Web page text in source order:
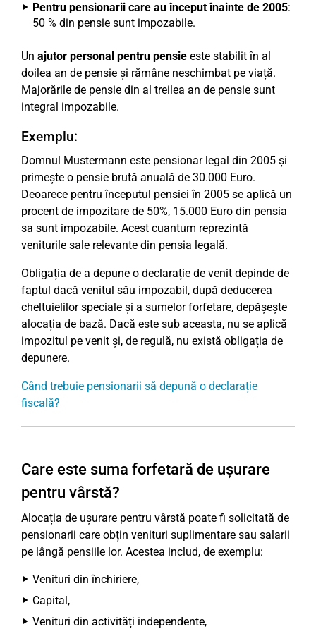
Pentru pensionarii care au început înainte de 2005:
50 % din pensie sunt impozabile.
Un ajutor personal pentru pensie este stabilit în al
doilea an de pensie și rămâne neschimbat pe viață.
Majorările de pensie din al treilea an de pensie sunt
integral impozabile.
Exemplu:
Domnul Mustermann este pensionar legal din 2005 și
primește o pensie brută anuală de 30.000 Euro.
Deoarece pentru începutul pensiei în 2005 se aplică un
procent de impozitare de 50%, 15.000 Euro din pensia
sa sunt impozabile. Acest cuantum reprezintă
veniturile sale relevante din pensia legală.
Obligația de a depune o declarație de venit depinde de
faptul dacă venitul său impozabil, după deducerea
cheltuielilor speciale și a sumelor forfetare, depășește
alocația de bază. Dacă este sub aceasta, nu se aplică
impozitul pe venit și, de regulă, nu există obligația de
depunere.
Când trebuie pensionarii să depună o declarație
fiscală?
Care este suma forfetară de ușurare
pentru vârstă?
Alocația de ușurare pentru vârstă poate fi solicitată de
pensionarii care obțin venituri suplimentare sau salarii
pe lângă pensiile lor. Acestea includ, de exemplu:
Venituri din închiriere,
Capital,
Venituri din activități independente,